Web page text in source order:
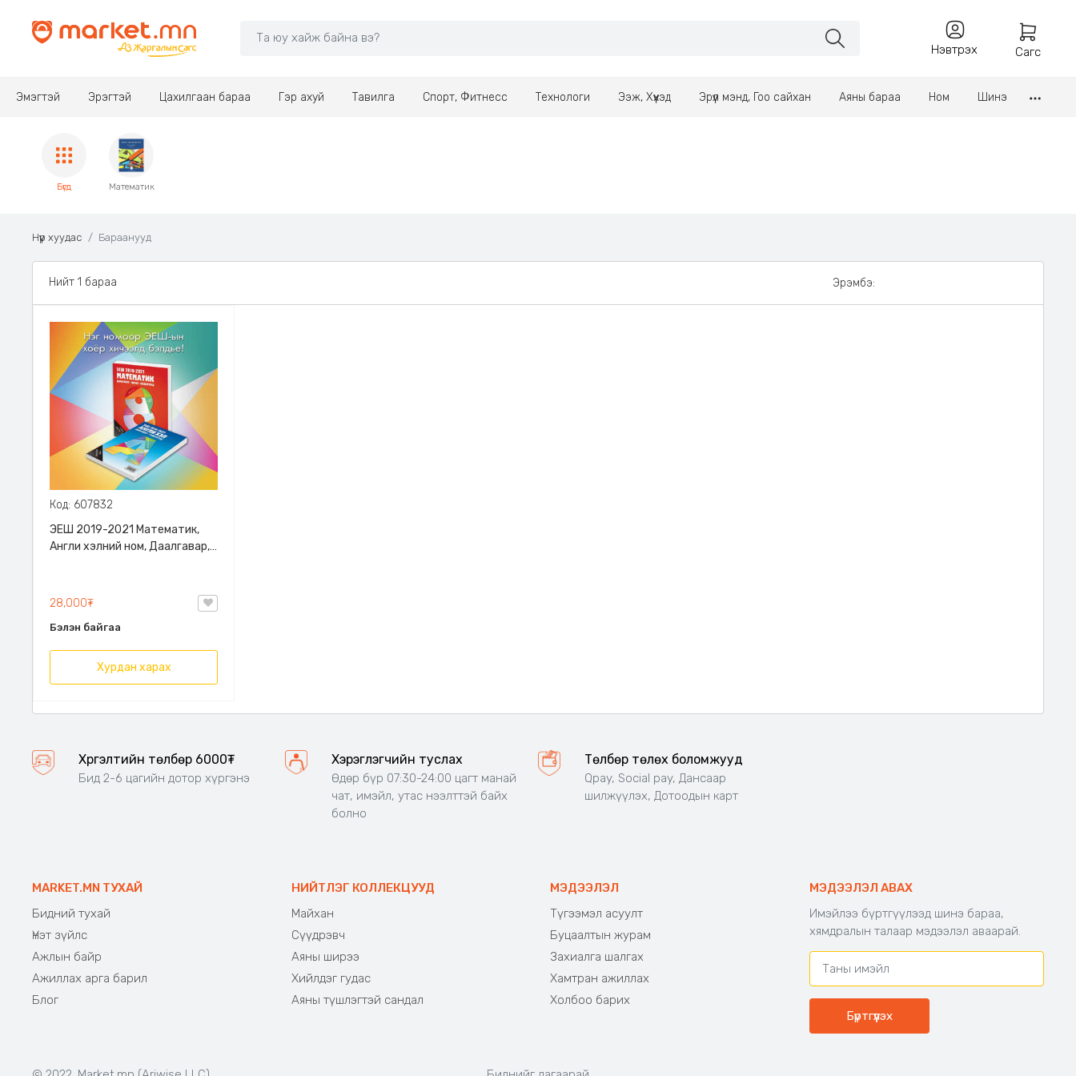
Нэвтрэх Сагс
Эмэгтэй Эрэгтэй Цахилгаан бараа Гэр ахуй Тавилга Спорт, Фитнесс Технологи Ээж, Хүүхэд Эрүүл мэнд, Гоо сайхан Аяны бараа Ном Шинэ
Бүгд Математик
Нүүр хуудас Бараанууд
Нийт 1 бараа Эрэмбэ:
Код: 607832
ЭЕШ 2019-2021 Математик,
Англи хэлний ном, Даалгавар,
дагалдана/
28,000₮
Бэлэн байгаа
Хурдан харах
Хүргэлтийн төлбөр 6000₮
Бид 2-6 цагийн дотор хүргэнэ
Хэрэглэгчийн туслах
Өдөр бүр 07:30-24:00 цагт манай
чат, имэйл, утас нээлттэй байх
болно
Төлбөр төлөх боломжууд
Qpay, Social pay, Дансаар
шилжүүлэх, Дотоодын карт
MARKET.MN ТУХАЙ
Бидний тухай
Үнэт зүйлс
Ажлын байр
Ажиллах арга барил
Блог
НИЙТЛЭГ КОЛЛЕКЦУУД
Майхан
Сүүдрэвч
Аяны ширээ
Хийлдэг гудас
Аяны түшлэгтэй сандал
МЭДЭЭЛЭЛ
Түгээмэл асуулт
Буцаалтын журам
Захиалга шалгах
Хамтран ажиллах
Холбоо барих
МЭДЭЭЛЭЛ АВАХ
Имэйлээ бүртгүүлээд шинэ бараа,
хямдралын талаар мэдээлэл аваарай.
Бүртгүүлэх